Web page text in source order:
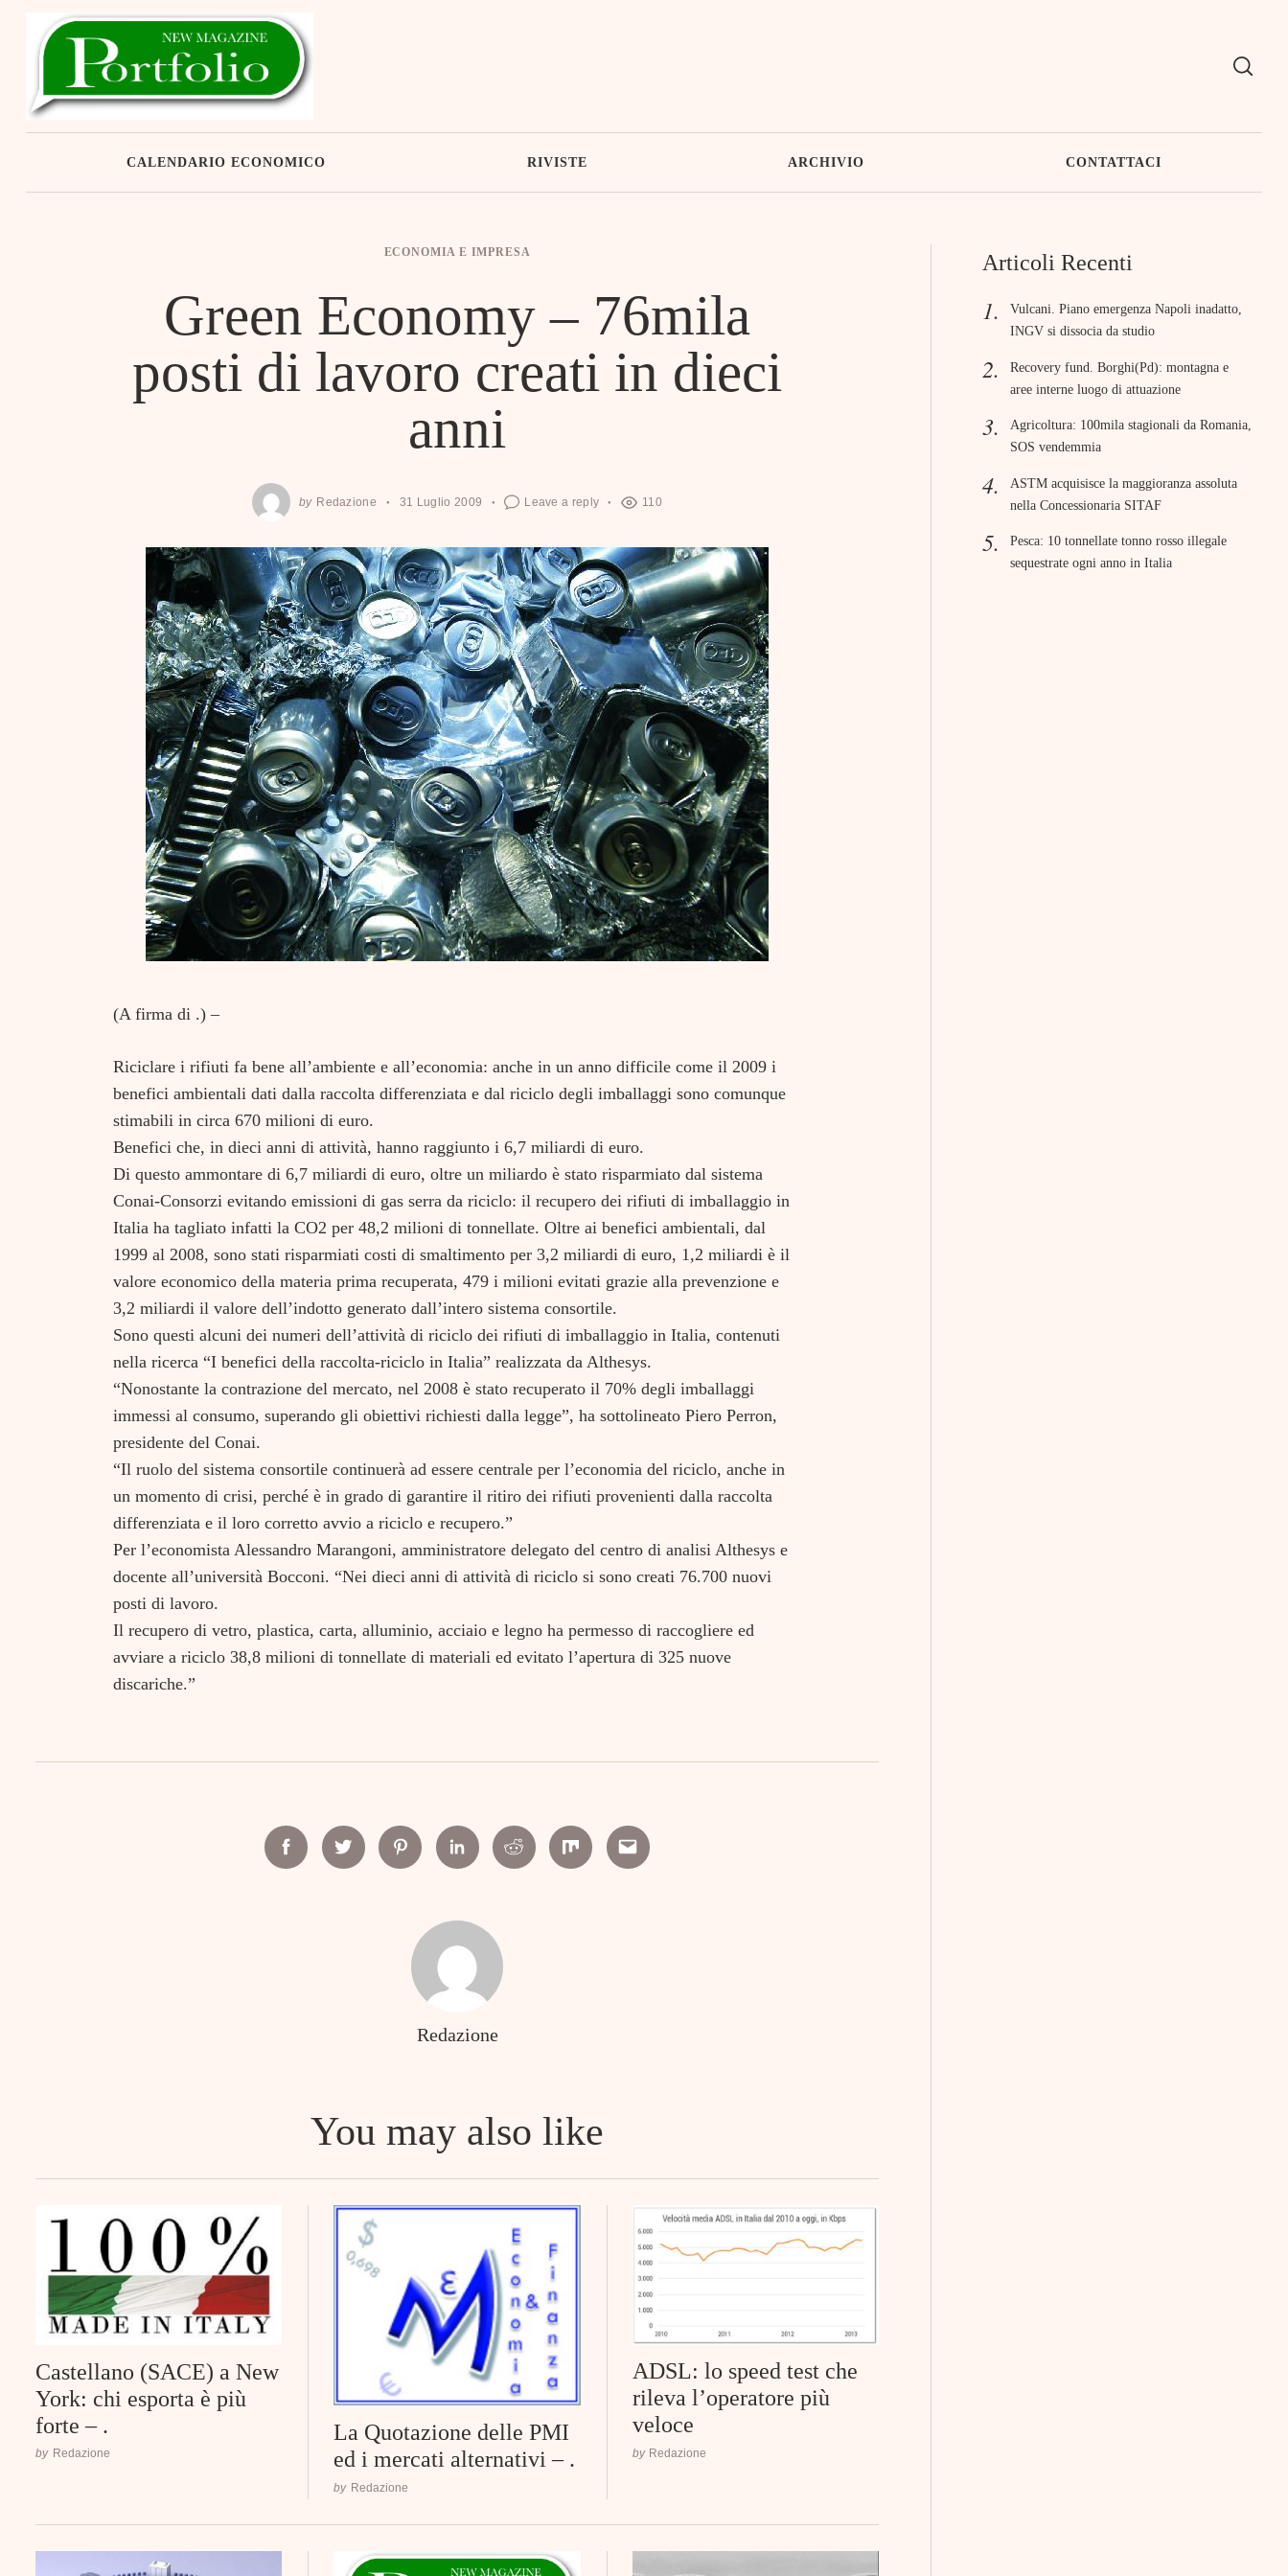
CALENDARIO ECONOMICO RIVISTE ARCHIVIO CONTATTACI
ECONOMIA E IMPRESA
Green Economy – 76mila
posti di lavoro creati in dieci
anni
by Redazione 31 Luglio 2009 Leave a reply 110
(A firma di .) –
Riciclare i rifiuti fa bene all’ambiente e all’economia: anche in un anno difficile come il 2009 i
benefici ambientali dati dalla raccolta differenziata e dal riciclo degli imballaggi sono comunque
stimabili in circa 670 milioni di euro.
Benefici che, in dieci anni di attività, hanno raggiunto i 6,7 miliardi di euro.
Di questo ammontare di 6,7 miliardi di euro, oltre un miliardo è stato risparmiato dal sistema
Conai-Consorzi evitando emissioni di gas serra da riciclo: il recupero dei rifiuti di imballaggio in
Italia ha tagliato infatti la CO2 per 48,2 milioni di tonnellate. Oltre ai benefici ambientali, dal
1999 al 2008, sono stati risparmiati costi di smaltimento per 3,2 miliardi di euro, 1,2 miliardi è il
valore economico della materia prima recuperata, 479 i milioni evitati grazie alla prevenzione e
3,2 miliardi il valore dell’indotto generato dall’intero sistema consortile.
Sono questi alcuni dei numeri dell’attività di riciclo dei rifiuti di imballaggio in Italia, contenuti
nella ricerca “I benefici della raccolta-riciclo in Italia” realizzata da Althesys.
“Nonostante la contrazione del mercato, nel 2008 è stato recuperato il 70% degli imballaggi
immessi al consumo, superando gli obiettivi richiesti dalla legge”, ha sottolineato Piero Perron,
presidente del Conai.
“Il ruolo del sistema consortile continuerà ad essere centrale per l’economia del riciclo, anche in
un momento di crisi, perché è in grado di garantire il ritiro dei rifiuti provenienti dalla raccolta
differenziata e il loro corretto avvio a riciclo e recupero.”
Per l’economista Alessandro Marangoni, amministratore delegato del centro di analisi Althesys e
docente all’università Bocconi. “Nei dieci anni di attività di riciclo si sono creati 76.700 nuovi
posti di lavoro.
Il recupero di vetro, plastica, carta, alluminio, acciaio e legno ha permesso di raccogliere ed
avviare a riciclo 38,8 milioni di tonnellate di materiali ed evitato l’apertura di 325 nuove
discariche.”
FacebookTwitter PinterestLinkedinReddit Mix Email
Redazione
You may also like
Castellano (SACE) a New
York: chi esporta è più
forte – .
by Redazione
La Quotazione delle PMI
ed i mercati alternativi – .
by Redazione
ADSL: lo speed test che
rileva l’operatore più
veloce
by Redazione
Articoli Recenti
Vulcani. Piano emergenza Napoli inadatto,
INGV si dissocia da studio
Recovery fund. Borghi(Pd): montagna e
aree interne luogo di attuazione
Agricoltura: 100mila stagionali da Romania,
SOS vendemmia
ASTM acquisisce la maggioranza assoluta
nella Concessionaria SITAF
Pesca: 10 tonnellate tonno rosso illegale
sequestrate ogni anno in Italia
Search
for: